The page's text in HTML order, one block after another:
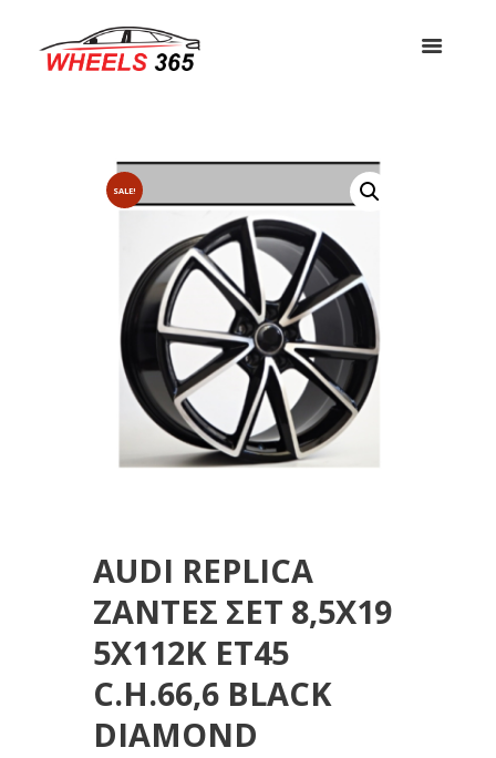
SALE!
AUDI REPLICA
ΖΑΝΤΕΣ ΣΕΤ 8,5Χ19
5Χ112Κ ΕΤ45
C.H.66,6 BLACK
DIAMOND